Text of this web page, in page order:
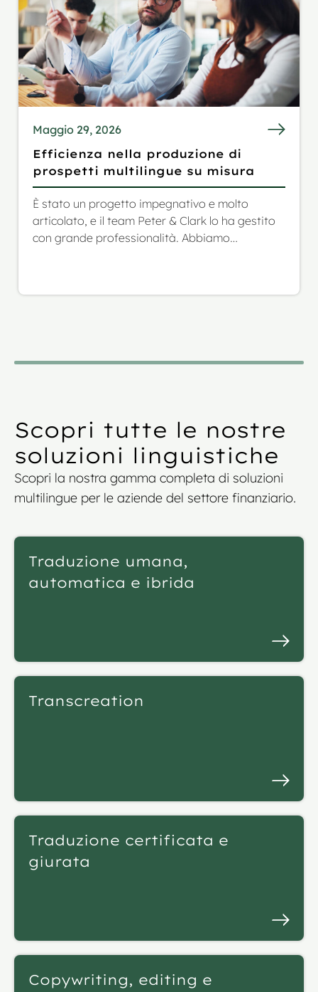
Maggio 29, 2026
Efficienza nella produzione di
prospetti multilingue su misura
È stato un progetto impegnativo e molto
articolato, e il team Peter & Clark lo ha gestito
con grande professionalità. Abbiamo
Scopri tutte le nostre
soluzioni linguistiche
Scopri la nostra gamma completa di soluzioni
multilingue per le aziende del settore finanziario.
Traduzione umana,
automatica e ibrida
Transcreation
Traduzione certificata e
giurata
Copywriting, editing e